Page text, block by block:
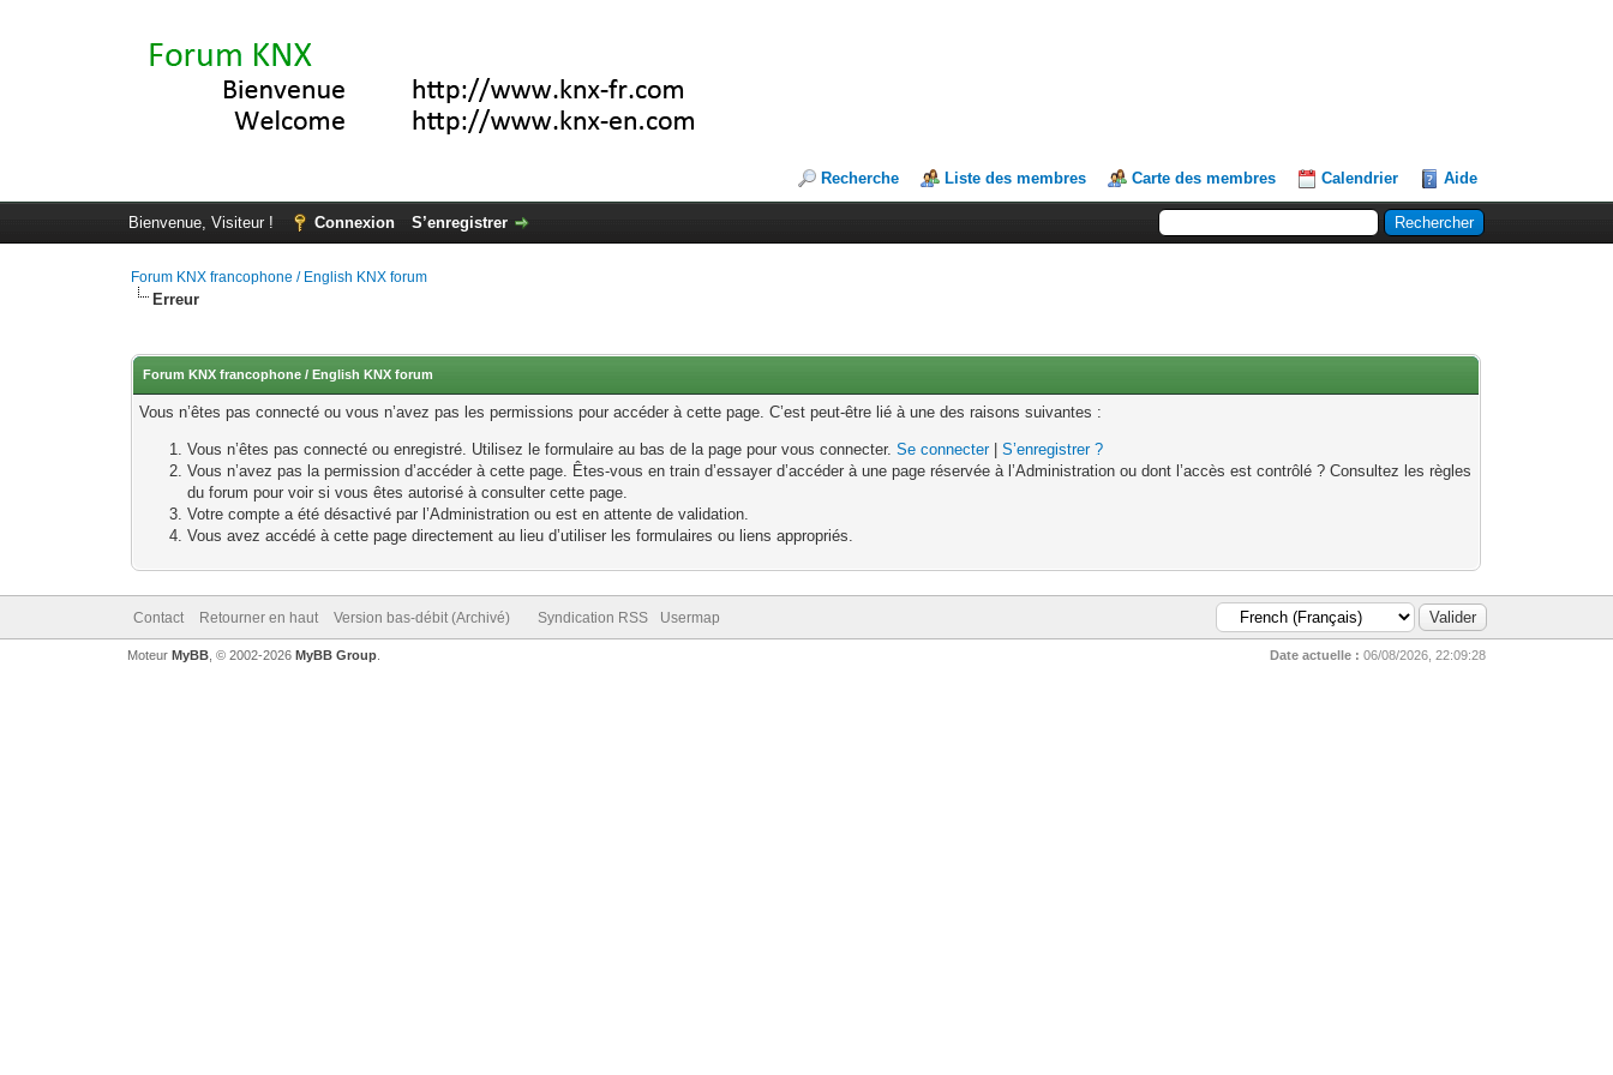
Recherche Liste des membres Carte des membres Calendrier Aide
Bienvenue, Visiteur ! Connexion S’enregistrer
Forum KNX francophone / English KNX forum
Erreur
Forum KNX francophone / English KNX forum
Vous n’êtes pas connecté ou vous n’avez pas les permissions pour accéder à cette page. C’est peut-être lié à une des raisons suivantes :
Vous n’êtes pas connecté ou enregistré. Utilisez le formulaire au bas de la page pour vous connecter.Se connecter|S’enregistrer ?
Vous n’avez pas la permission d’accéder à cette page. Êtes-vous en train d’essayer d’accéder à une page réservée à l’Administration ou dont l’accès est contrôlé ? Consultez les règles
du forum pour voir si vous êtes autorisé à consulter cette page.
Votre compte a été désactivé par l’Administration ou est en attente de validation.
Vous avez accédé à cette page directement au lieu d’utiliser les formulaires ou liens appropriés.
Contact Retourner en haut Version bas-débit (Archivé) Syndication RSS Usermap
Date actuelle : 06/08/2026, 22:09:28
Moteur MyBB, © 2002-2026 MyBB Group.